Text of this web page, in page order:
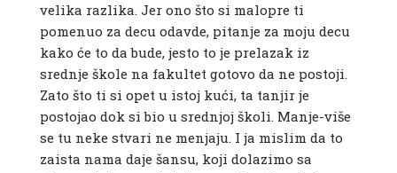
velika razlika. Jer ono što si malopre ti
pomenuo za decu odavde, pitanje za moju decu
kako će to da bude, jesto to je prelazak iz
srednje škole na fakultet gotovo da ne postoji.
Zato što ti si opet u istoj kući, ta tanjir je
postojao dok si bio u srednjoj školi. Manje-više
se tu neke stvari ne menjaju. I ja mislim da to
zaista nama daje šansu, koji dolazimo sa